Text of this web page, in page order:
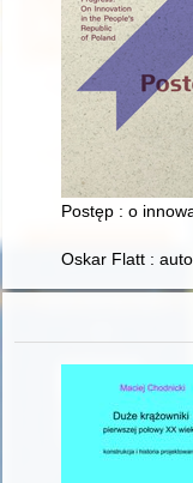
Postęp : o
Oskar Flatt :